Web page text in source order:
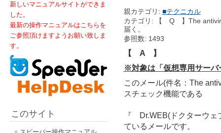
新しいマニュアルサイトができま
した。
最新の操作マニュアルはこちらを
ご参照頂けますようお願い致しま
す。
このサイト
親カテゴリ: ■テクニカル
カテゴリ: 【 Q 】The
届く。
参照数: 1493
【 A 】
※対象は「仮想専用サーバ
このメール(件名：The
スチェック機能である
『 Dr.WEB(ドクターウ
ているメールです。